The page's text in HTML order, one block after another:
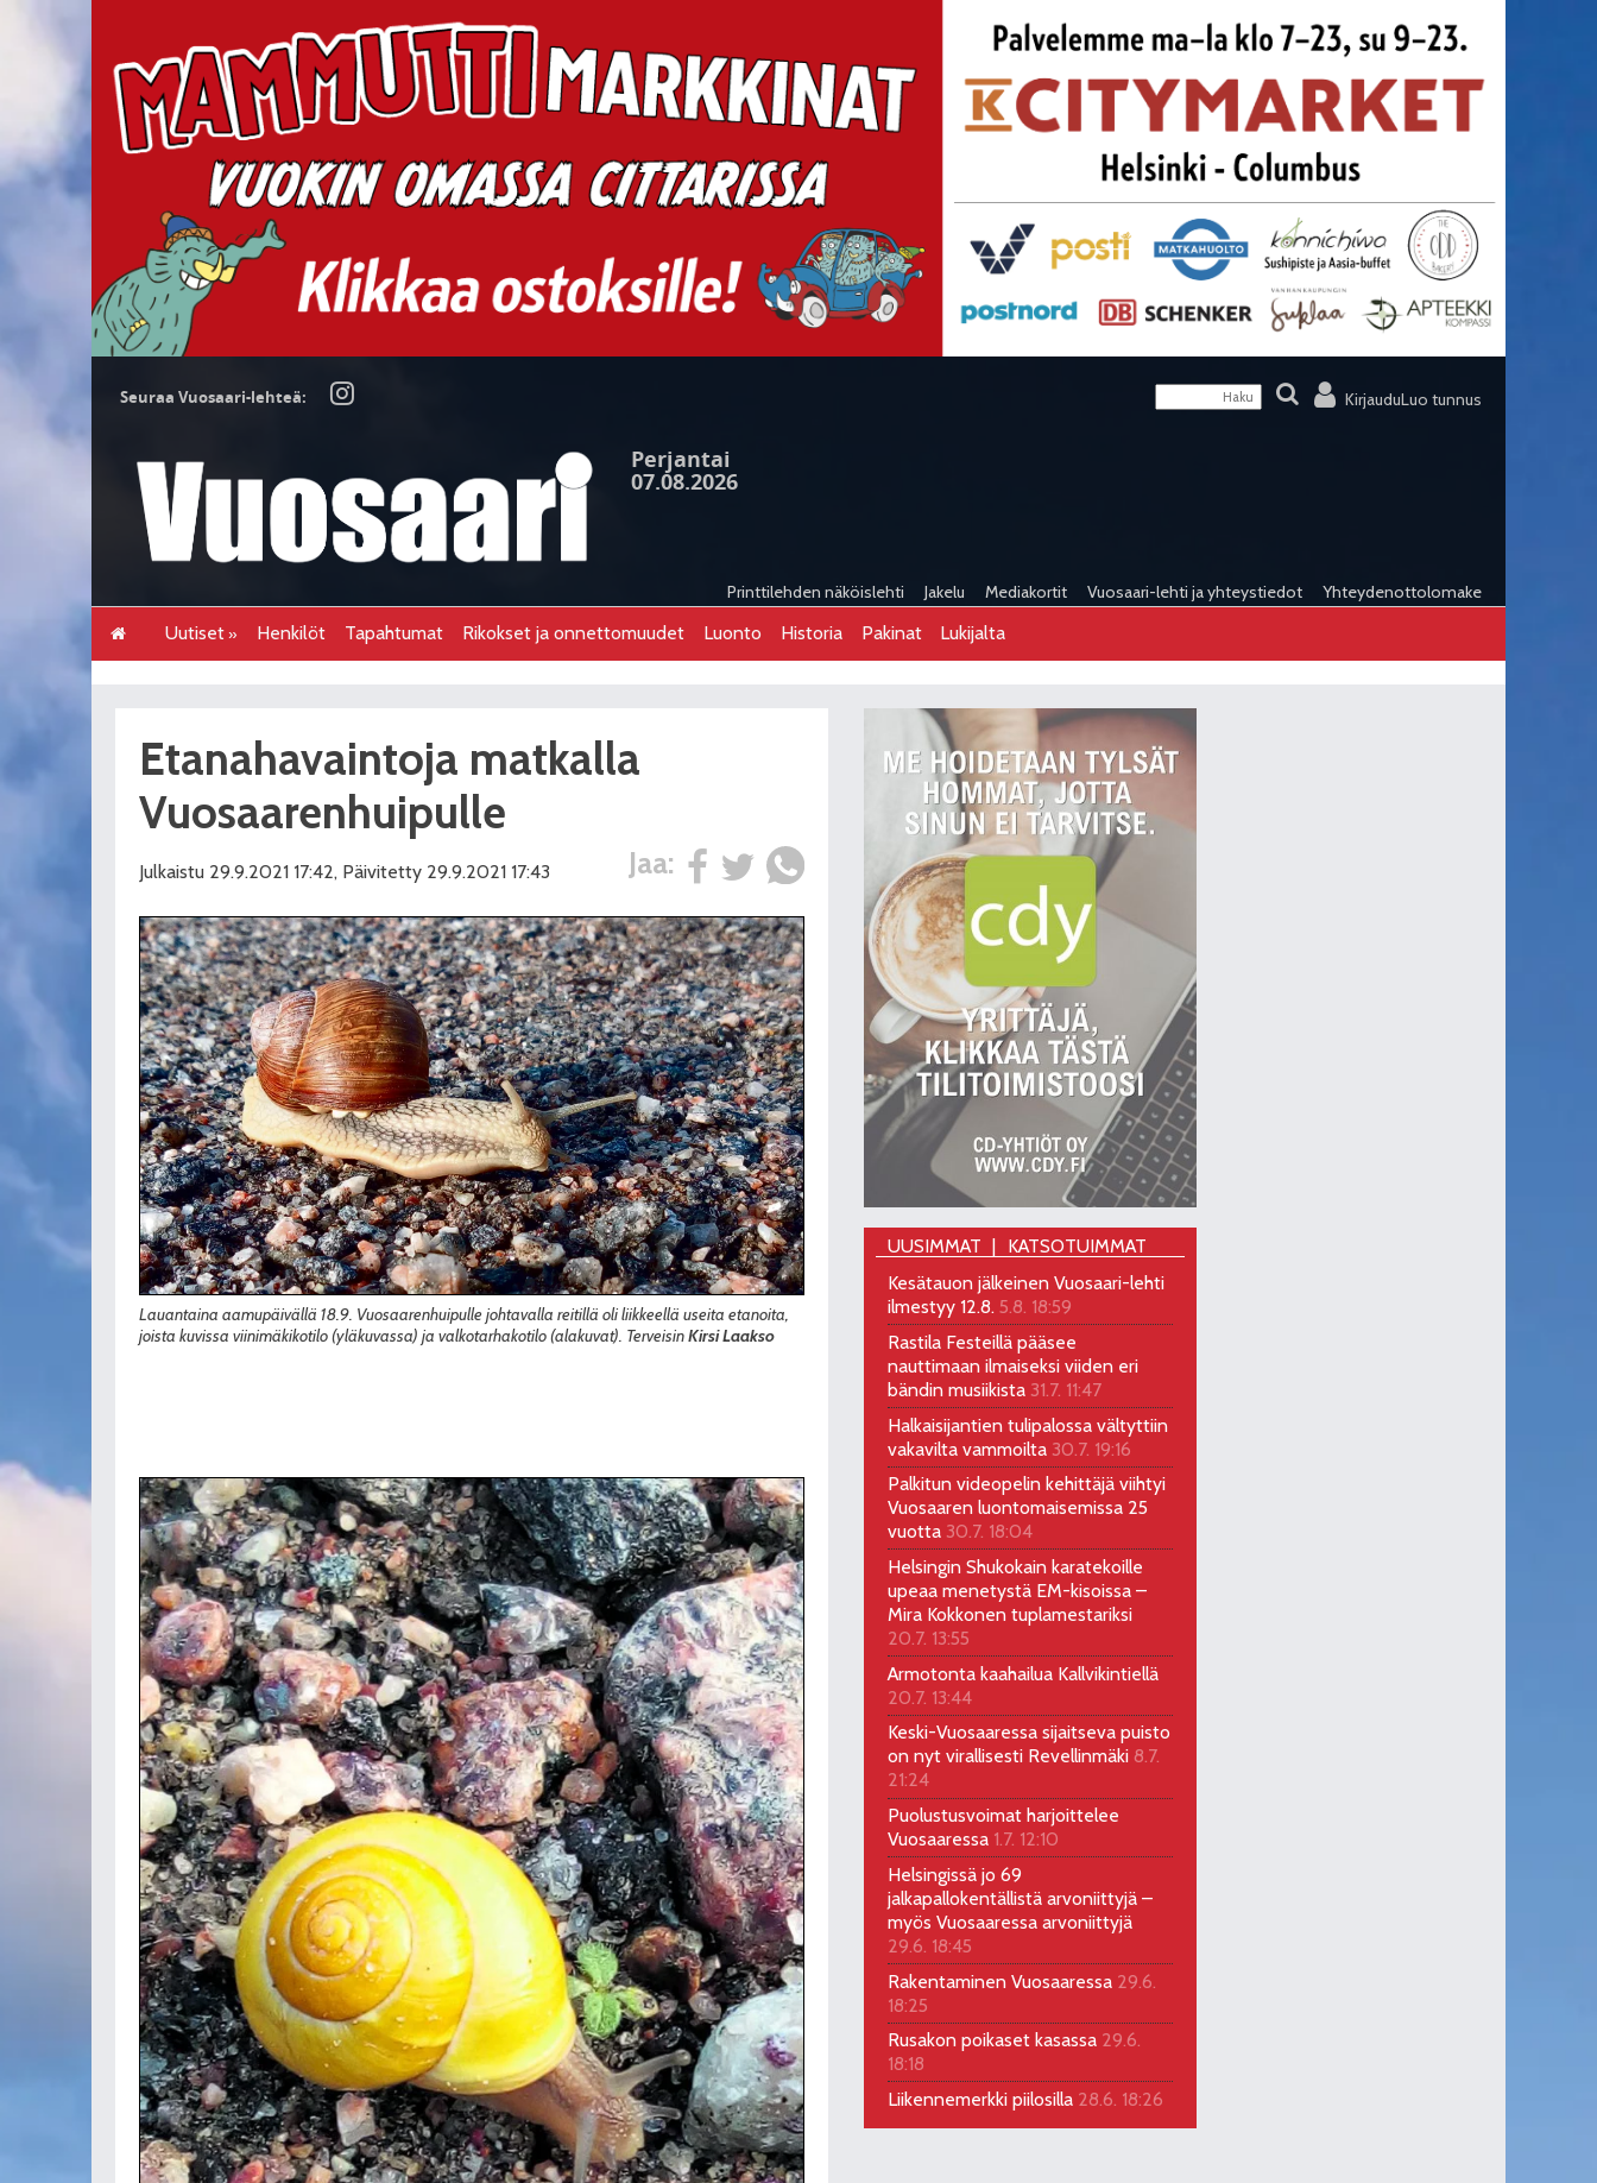
KirjauduLuo tunnus
Seuraa Vuosaari-lehteä:
Perjantai
07.08.2026
Printtilehden näköislehti Jakelu Mediakortit Vuosaari-lehti ja yhteystiedot Yhteydenottolomake
Uutiset Henkilöt Tapahtumat Rikokset ja onnettomuudet Luonto Historia Pakinat Lukijalta
Etanahavaintoja matkalla
Vuosaarenhuipulle
Jaa:
Julkaistu 29.9.2021 17:42, Päivitetty 29.9.2021 17:43
Lauantaina aamupäivällä 18.9. Vuosaarenhuipulle johtavalla reitillä oli liikkeellä useita etanoita,
joista kuvissa viinimäkikotilo (yläkuvassa) ja valkotarhakotilo (alakuvat). TerveisinKirsi Laakso
UUSIMMAT
KATSOTUIMMAT
Kesätauon jälkeinen Vuosaari-lehti
ilmestyy 12.8. 5.8. 18:59
Rastila Festeillä pääsee
nauttimaan ilmaiseksi viiden eri
bändin musiikista 31.7. 11:47
Halkaisijantien tulipalossa vältyttiin
vakavilta vammoilta 30.7. 19:16
Palkitun videopelin kehittäjä viihtyi
Vuosaaren luontomaisemissa 25
vuotta 30.7. 18:04
Helsingin Shukokain karatekoille
upeaa menetystä EM-kisoissa –
Mira Kokkonen tuplamestariksi
20.7. 13:55
Armotonta kaahailua Kallvikintiellä
20.7. 13:44
Keski-Vuosaaressa sijaitseva puisto
on nyt virallisesti Revellinmäki 8.7.
21:24
Puolustusvoimat harjoittelee
Vuosaaressa 1.7. 12:10
Helsingissä jo 69
jalkapallokentällistä arvoniittyjä –
myös Vuosaaressa arvoniittyjä
29.6. 18:45
Rakentaminen Vuosaaressa 29.6.
18:25
Rusakon poikaset kasassa 29.6.
18:18
Liikennemerkki piilosilla 28.6. 18:26